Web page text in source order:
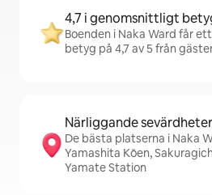
4,7 i genomsnittligt
Boenden i Naka Ward får
betyg på 4,7 av 5 från
Närliggande sevärdheter
De bästa platserna i Naka
Yamashita Kōen,
Yamate Station